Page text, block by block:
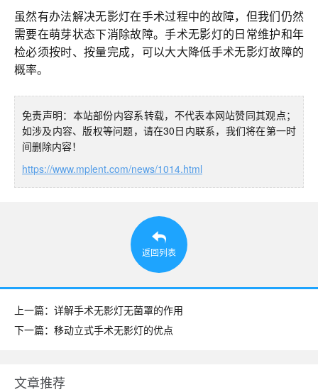
虽然有办法解决无影灯在手术过程中的故障，但我们仍然
需要在萌芽状态下消除故障。手术无影灯的日常维护和年
检必须按时、按量完成，可以大大降低手术无影灯故障的
概率。
免责声明：本站部份内容系转载，不代表本网站赞同其观点；
如涉及内容、版权等问题，请在30日内联系，我们将在第一时
间删除内容！
https://www.mplent.com/news/1014.html
返回列表
上一篇：详解手术无影灯无菌罩的作用
下一篇：移动立式手术无影灯的优点
文章推荐